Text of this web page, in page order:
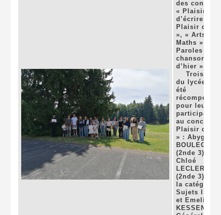
des
« Plaisir
d’écrire », «
Plaisir de
», « Arts et
Maths » et «
Paroles et
chansons
d’hier ».
Trois
du lycée ont
été
pour leur
participation
au concours
Plaisir
» : Abygaël
BOULEGUE
(2nde 3) et
Chloé
LECLERE
(2nde 3)
la catégorie
Sujets
et Emeline
KESSEN